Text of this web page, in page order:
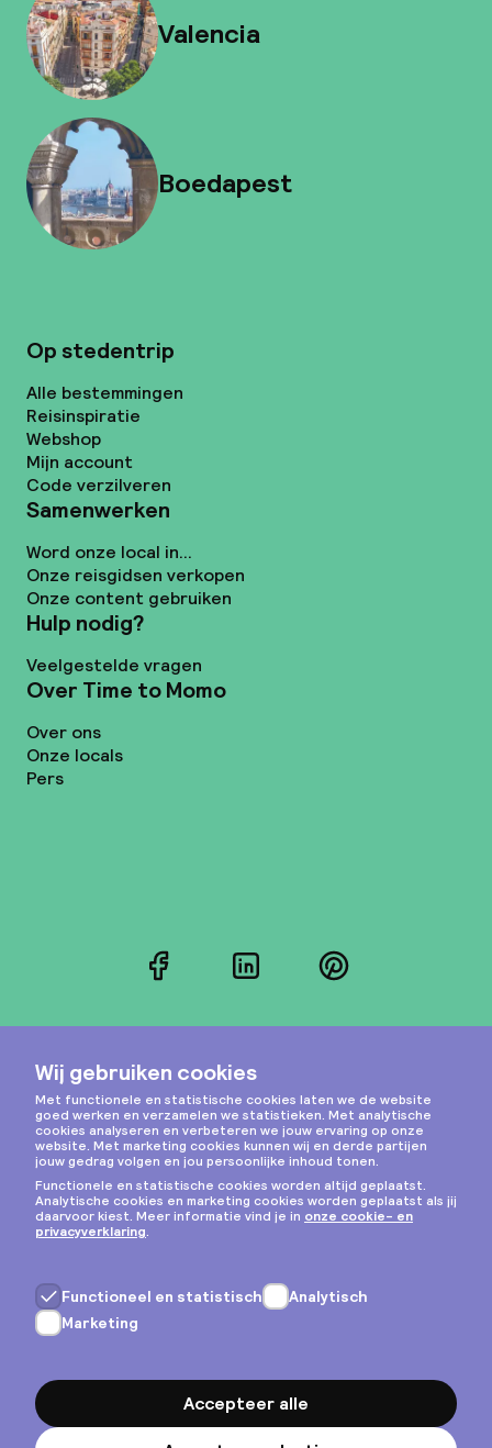
Valencia
Boedapest
Op stedentrip
Alle bestemmingen
Reisinspiratie
Webshop
Mijn account
Code verzilveren
Samenwerken
Word onze local in...
Onze reisgidsen verkopen
Onze content gebruiken
Hulp nodig?
Veelgestelde vragen
Over Time to Momo
Over ons
Onze locals
Pers
FacebookLinkedInPinterest
Instagram
Privacy & cookies
Algemene voorwaarden